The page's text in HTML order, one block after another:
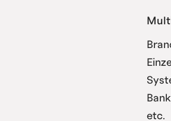
etc.